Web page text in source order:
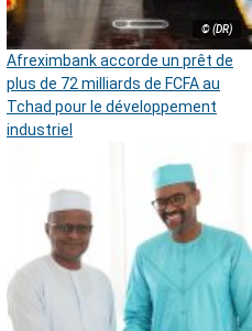
© (DR)
Afreximbank accorde un prêt de
plus de 72 milliards de FCFA au
Tchad pour le développement
industriel